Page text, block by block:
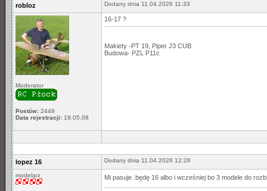
robloz Dodany dnia 11.04.2026 11:33
Moderator
Postów: 2449
Data rejestracji: 19.05.08
16-17 ?
Makiety -PT 19, Piper J3 CUB
Budowa- PZL P11c
lopez 16 Dodany dnia 11.04.2026 12:26
modelarz Mi pasuje .będę 16 albo i wcześniej bo 3 modele do